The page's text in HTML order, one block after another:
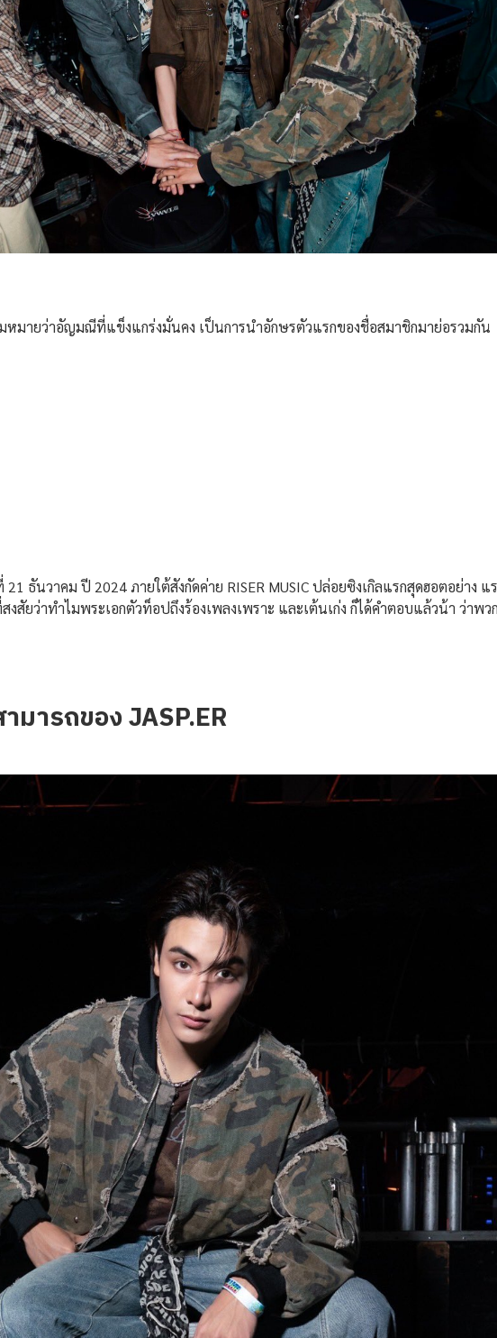
หมายว่าอัญมณีที่แข็งแกร่งมั่นคง เป็นการนำอักษรตัวแรกของชื่อสมาชิกมาย่อรวมกัน
นวาคม ปี 2024 ภายใต้สังกัดค่าย RISER MUSIC ปล่อยซิงเกิลแรกสุดฮอตอย่าง แ
สัยว่าทำไมพระเอกตัวท็อปถึงร้องเพลงเพราะ และเต้นเก่ง ก็ได้คำตอบแล้วน้า ว่าพว
ารถของ JASP.ER